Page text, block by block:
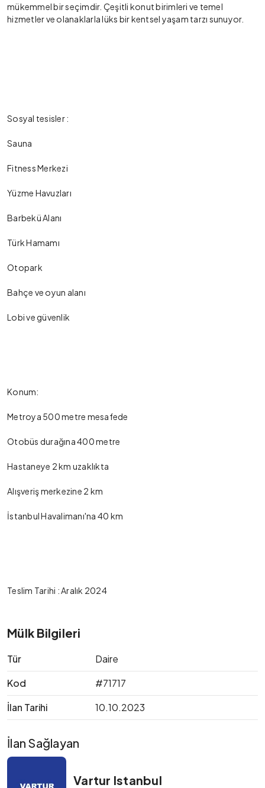
mükemmel bir seçimdir. Çeşitli konut birimleri ve temel
hizmetler ve olanaklarla lüks bir kentsel yaşam tarzı sunuyor.
Sosyal tesisler :
Sauna
Fitness Merkezi
Yüzme Havuzları
Barbekü Alanı
Türk Hamamı
Otopark
Bahçe ve oyun alanı
Lobi ve güvenlik
Konum:
Metroya 500 metre mesafede
Otobüs durağına 400 metre
Hastaneye 2 km uzaklıkta
Alışveriş merkezine 2 km
İstanbul Havalimanı'na 40 km
Teslim Tarihi : Aralık 2024
Mülk Bilgileri
Tür
Daire
Kod
#71717
İlan Tarihi
10.10.2023
İlan Sağlayan
Vartur Istanbul